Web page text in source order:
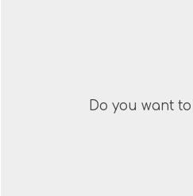
Do you want